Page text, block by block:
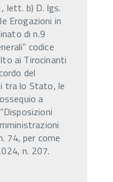
lett. b) D. lgs.
Erogazioni in
di n.9
codice
ai Tirocinanti
del
tra lo Stato, le
a
74, per come
n. 207.